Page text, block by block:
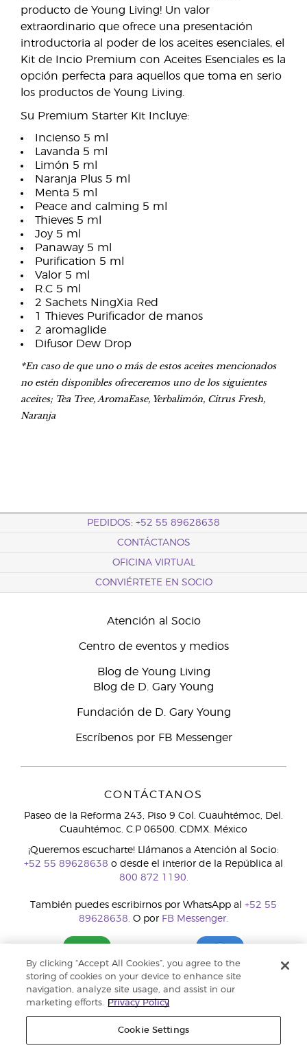
producto de Young Living! Un valor
extraordinario que ofrece una presentación
introductoria al poder de los aceites esenciales, el
Kit de Incio Premium con Aceites Esenciales es la
opción perfecta para aquellos que toma en serio
los productos de Young Living.
Su Premium Starter Kit Incluye:
Incienso 5 ml
Lavanda 5 ml
Limón 5 ml
Naranja Plus 5 ml
Menta 5 ml
Peace and calming 5 ml
Thieves 5 ml
Joy 5 ml
Panaway 5 ml
Purification 5 ml
Valor 5 ml
R.C 5 ml
2 Sachets NingXia Red
1 Thieves Purificador de manos
2 aromaglide
Difusor Dew Drop
*En caso de que uno o más de estos aceites mencionados
no estén disponibles ofreceremos uno de los siguientes
aceites; Tea Tree, AromaEase, Yerbalimón, Citrus Fresh,
Naranja
PEDIDOS: +52 55 89628638
CONTÁCTANOS
OFICINA VIRTUAL
CONVIÉRTETE EN SOCIO
Atención al Socio
Centro de eventos y medios
Blog de Young Living
Blog de D. Gary Young
Fundación de D. Gary Young
Escríbenos por FB Messenger
CONTÁCTANOS
Paseo de la Reforma 243, Piso 9 Col. Cuauhtémoc, Del.
Cuauhtémoc. C.P 06500. CDMX. México
¡Queremos escucharte! Llámanos a Atención al Socio:
+52 55 89628638 o desde el interior de la República al
800 872 1190.
También puedes escribirnos por WhatsApp al +52 55
89628638. O por FB Messenger.
By clicking “Accept All Cookies”, you agree to the
storing of cookies on your device to enhance site
navigation, analyze site usage, and assist in our
marketing efforts.
Privacy Policy
Cookie Settings